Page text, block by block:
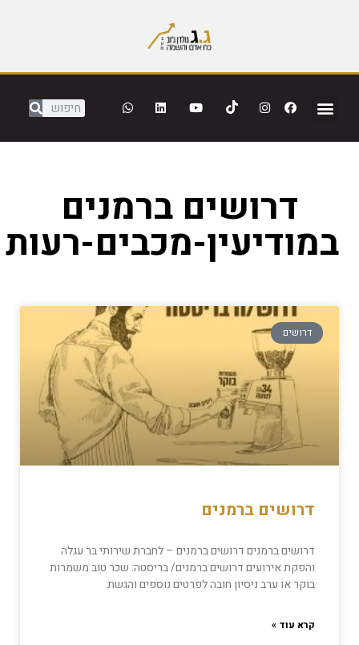
דרושים ברמנים
במודיעין-מכבים-רעות
דרושים
דרושים ברמנים
דרושים ברמנים דרושים ברמנים – לחברת שירותי בר עגלה
והפקת אירועים דרושים ברמנים/ בריסטה: שכר טוב משמרות
בוקר או ערב ניסיון חובה לפרטים נוספים והגשת
קרא עוד »